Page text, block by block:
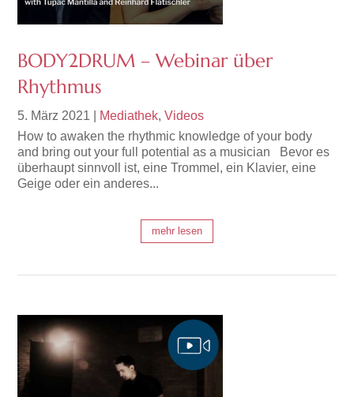
BODY2DRUM – Webinar über
Rhythmus
5. März 2021 Mediathek,Videos
How to awaken the rhythmic knowledge of your body
and bring out your full potential as a musician Bevor es
überhaupt sinnvoll ist, eine Trommel, ein Klavier, eine
Geige oder ein anderes...
mehr lesen